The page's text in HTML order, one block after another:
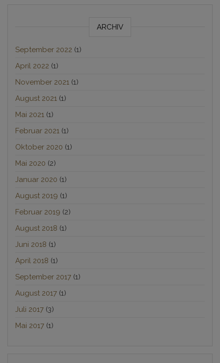
ARCHIV
September 2022 (1)
April 2022 (1)
November 2021 (1)
August 2021 (1)
Mai 2021 (1)
Februar 2021 (1)
Oktober 2020 (1)
Mai 2020 (2)
Januar 2020 (1)
August 2019 (1)
Februar 2019 (2)
August 2018 (1)
Juni 2018 (1)
April 2018 (1)
September 2017 (1)
August 2017 (1)
Juli 2017 (3)
Mai 2017 (1)